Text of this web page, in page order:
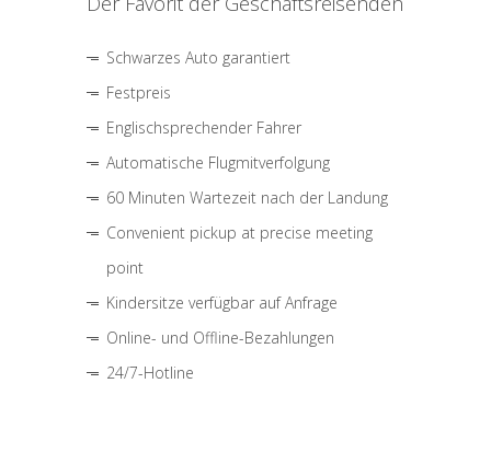
Schwarzes Auto garantiert
Festpreis
Englischsprechender Fahrer
Automatische Flugmitverfolgung
60 Minuten Wartezeit nach der Landung
Convenient pickup at precise meeting
point
Kindersitze verfügbar auf Anfrage
Online- und Offline-Bezahlungen
24/7-Hotline